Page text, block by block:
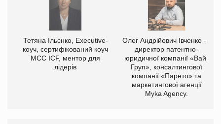
Тетяна Ільєнко, Executive-
коуч, сертифікований коуч
МСС ICF, ментор для
лідерів
Олег Андрійович Івченко —
директор патентно-
юридичної компанії «Вайз
Груп», консалтингової
компанії «Парето» та
маркетингової агенції
Myka Agency.